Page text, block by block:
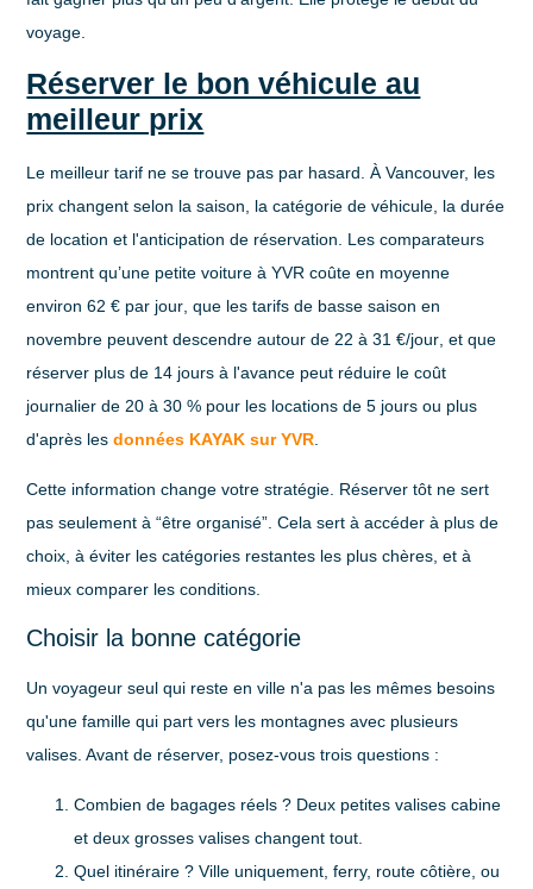
voyage.
Réserver le bon véhicule au
meilleur prix
Le meilleur tarif ne se trouve pas par hasard. À Vancouver, les
prix changent selon la saison, la catégorie de véhicule, la durée
de location et l'anticipation de réservation. Les comparateurs
montrent qu’une petite voiture à YVR coûte en moyenne
environ 62 € par jour , que les tarifs de basse saison en
novembre peuvent descendre autour de 22 à 31 €/jour , et que
réserver plus de 14 jours à l'avance peut réduire le coût
journalier de 20 à 30 % pour les locations de 5 jours ou plus
d'après lesdonnées KAYAK sur YVR
Cette information change votre stratégie. Réserver tôt ne sert
pas seulement à “être organisé”. Cela sert à accéder à plus de
choix, à éviter les catégories restantes les plus chères, et à
mieux comparer les conditions.
Choisir la bonne catégorie
Un voyageur seul qui reste en ville n'a pas les mêmes besoins
qu'une famille qui part vers les montagnes avec plusieurs
valises. Avant de réserver, posez-vous trois questions :
Combien de bagages réels ? Deux petites valises cabine
et deux grosses valises changent tout.
Quel itinéraire ? Ville uniquement, ferry, route côtière, ou